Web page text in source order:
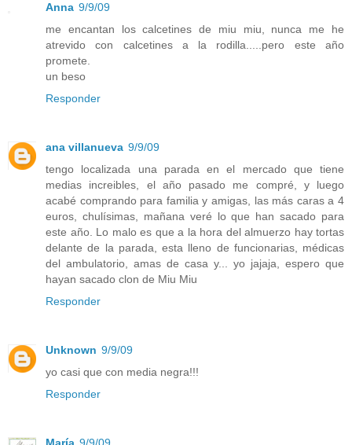
Anna 9/9/09
me encantan los calcetines de miu miu, nunca me he
atrevido con calcetines a la rodilla.....pero este año
promete.
un beso
Responder
ana villanueva 9/9/09
tengo localizada una parada en el mercado que tiene
medias increibles, el año pasado me compré, y luego
acabé comprando para familia y amigas, las más caras a 4
euros, chulísimas, mañana veré lo que han sacado para
este año. Lo malo es que a la hora del almuerzo hay tortas
delante de la parada, esta lleno de funcionarias, médicas
del ambulatorio, amas de casa y... yo jajaja, espero que
hayan sacado clon de Miu Miu
Responder
Unknown 9/9/09
yo casi que con media negra!!!
Responder